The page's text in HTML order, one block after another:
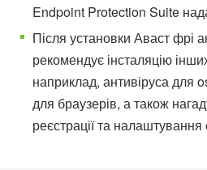
Endpoint Protection Suite
Після установки Аваст фрі
рекомендує інсталяцію
наприклад, антивіруса для
для браузерів, а також
реєстрації та налаштування